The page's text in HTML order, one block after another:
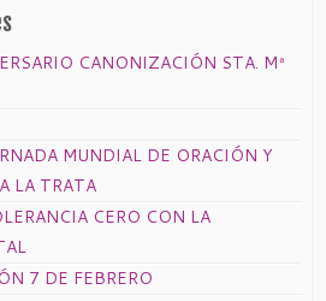
CANONIZACIÓN STA. Mª
MUNDIAL DE ORACIÓN Y
LA TRATA
CERO CON LA
7 DE FEBRERO